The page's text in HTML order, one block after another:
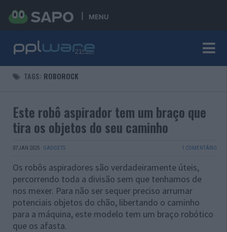
MENU
TAGS: ROBOROCK
Este robô aspirador tem um braço que
tira os objetos do seu caminho
07 JAN 2025 · GADGETS 1 COMENTÁRIO
Os robôs aspiradores são verdadeiramente úteis,
percorrendo toda a divisão sem que tenhamos de
nos mexer. Para não ser sequer preciso arrumar
potenciais objetos do chão, libertando o caminho
para a máquina, este modelo tem um braço robótico
que os afasta.